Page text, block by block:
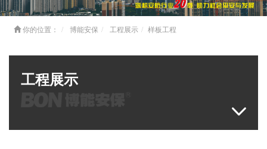
你的位置： 博能安保 工程展示 样板工程
工程展示